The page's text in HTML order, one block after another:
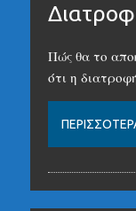
Πώς θα το
ότι η